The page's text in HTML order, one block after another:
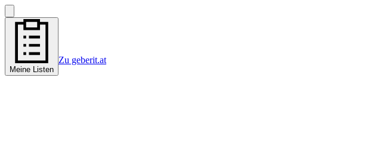
Meine Listen
Zu geberit.at